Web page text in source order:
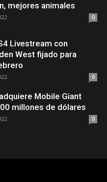
mejores animales
0
Livestream con
West fijado para
0
Mobile Giant
millones de dólares
0